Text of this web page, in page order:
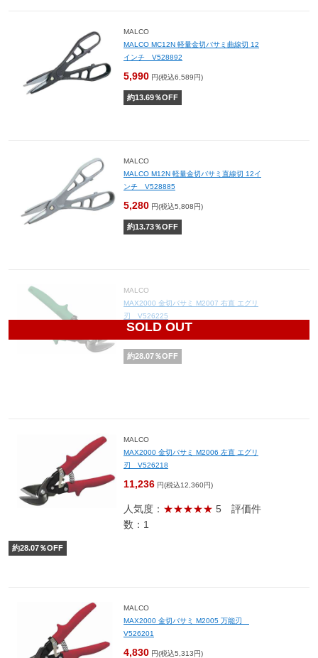
MALCO
MALCO MC12N 軽量金切バサミ曲線切 12
インチ V528892
5,990 円(税込6,589円)
約13.69％OFF
MALCO
MALCO M12N 軽量金切バサミ直線切 12イ
ンチ V528885
5,280 円(税込5,808円)
約13.73％OFF
SOLD OUT
MALCO
MAX2000 金切バサミ M2007 右直 エグリ
刃 V526225
11,236
約28.07％OFF
MALCO
MAX2000 金切バサミ M2006 左直 エグリ
刃 V526218
11,236 円(税込12,360円)
人気度： ★★★★★ 5 評価件
数：1
約28.07％OFF
MALCO
MAX2000 金切バサミ M2005 万能刃
V526201
4,830 円(税込5,313円)